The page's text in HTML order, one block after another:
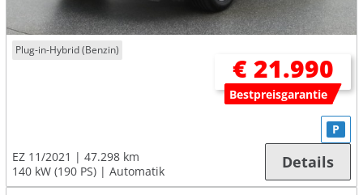
Plug-in-Hybrid (Benzin)
€ 21.990
Bestpreisgarantie
EZ 11/2021
47.298 km
140 kW (190 PS)
Automatik
P
Details